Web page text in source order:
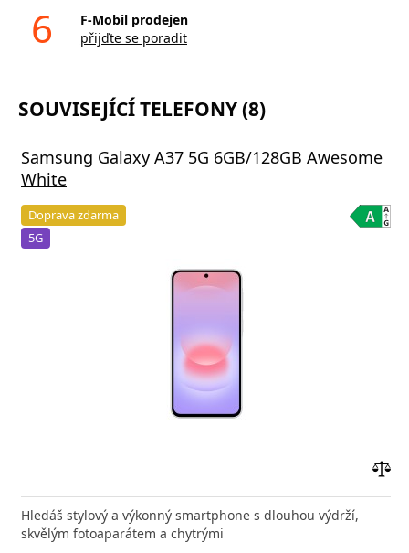
6
F-Mobil prodejen
přijďte se poradit
SOUVISEJÍCÍ TELEFONY (8)
Samsung Galaxy A37 5G 6GB/128GB Awesome
White
Doprava zdarma
5G
Hledáš stylový a výkonný smartphone s dlouhou výdrží,
skvělým fotoaparátem a chytrými